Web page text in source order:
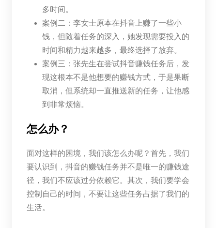
多时间。
案例二：李女士原本在抖音上赚了一些小
钱，但随着任务的深入，她发现需要投入的
时间和精力越来越多，最终选择了放弃。
案例三：张先生在尝试抖音赚钱任务后，发
现这根本不是他想要的赚钱方式，于是果断
取消，但系统却一直推送新的任务，让他感
到非常烦恼。
怎么办？
面对这样的困境，我们该怎么办呢？首先，我们
要认识到，抖音的赚钱任务并不是唯一的赚钱途
径，我们不应该过分依赖它。其次，我们要学会
控制自己的时间，不要让这些任务占据了我们的
生活。